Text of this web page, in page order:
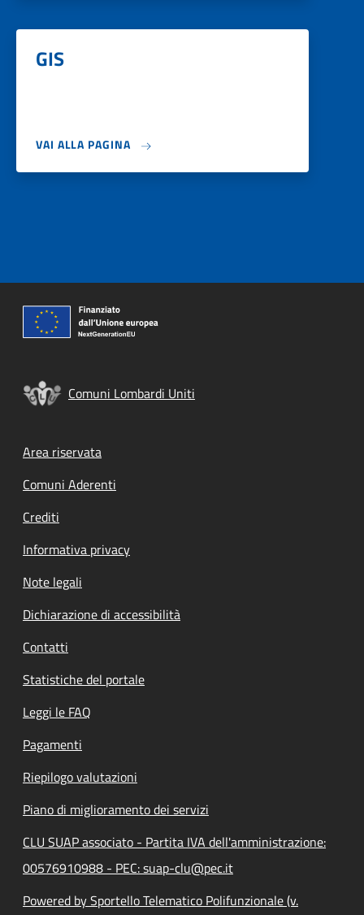
GIS
VAI ALLA PAGINA
Comuni Lombardi Uniti
Footer menu
Area riservata
Comuni Aderenti
Crediti
Informativa privacy
Note legali
Dichiarazione di accessibilità
Contatti
Statistiche del portale
Leggi le FAQ
Pagamenti
Riepilogo valutazioni
Piano di miglioramento dei servizi
CLU SUAP associato - Partita IVA dell'amministrazione:
00576910988 - PEC: suap-clu@pec.it
Powered by Sportello Telematico Polifunzionale (v.